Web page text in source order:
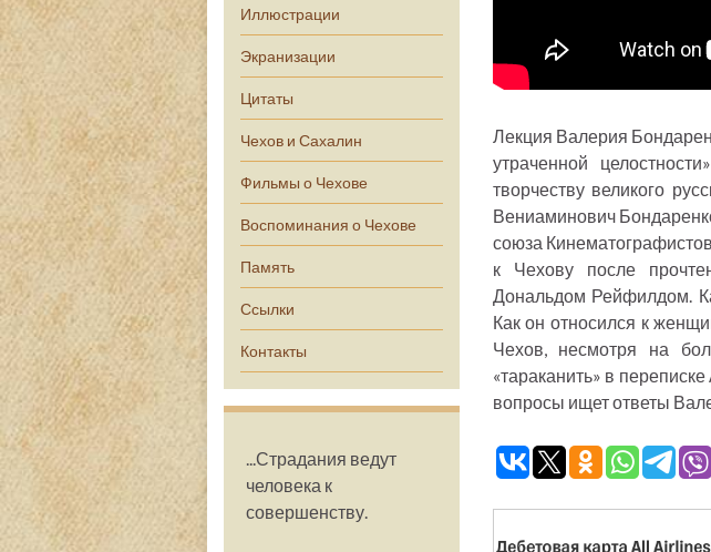
Иллюстрации
Экранизации
Цитаты
Чехов и Сахалин
Фильмы о Чехове
Воспоминания о Чехове
Память
Ссылки
Контакты
...Страдания ведут
человека к
совершенству.
Лекция Валерия
утраченной
творчеству великого
Вениаминович
союза
к Чехову после
Дональдом Рейфилдом.
Как он относился к
Чехов, несмотря на
«тараканить» в
вопросы ищет ответы